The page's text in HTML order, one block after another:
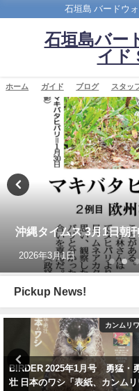
石垣島 バードウ
石垣島バー
イド
ホーム ガイド ブログ スタッ
沖縄タイムス 3月1日朝
2026年3月1日
Pickup News!
カンムリ
BIRDER 2025年1月号 勇猛・
壮 日本のワシ「表紙、カンムリ